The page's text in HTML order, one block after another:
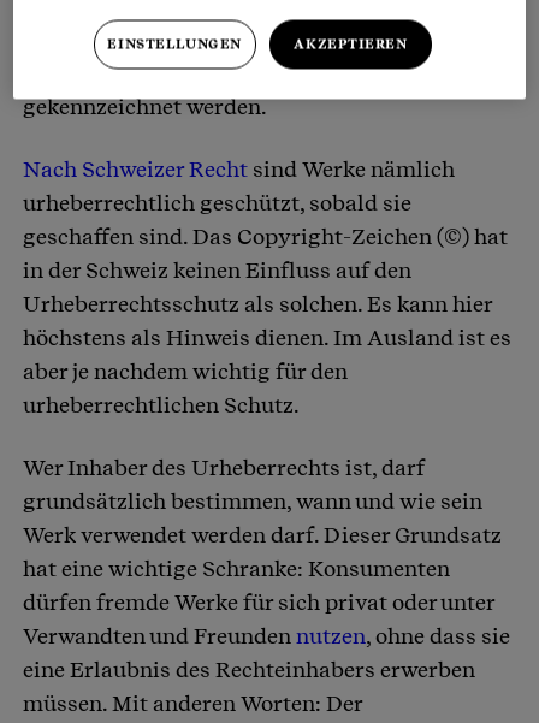
eintragen, damit er den Schutz geniesst. Auch
muss das Werk selber nicht besonders
gekennzeichnet werden.
Nach Schweizer Recht sind Werke nämlich
urheberrechtlich geschützt, sobald sie
geschaffen sind. Das Copyright-Zeichen (©) hat
in der Schweiz keinen Einfluss auf den
Urheberrechtsschutz als solchen. Es kann hier
höchstens als Hinweis dienen. Im Ausland ist es
aber je nachdem wichtig für den
urheberrechtlichen Schutz.
Wer Inhaber des Urheberrechts ist, darf
grundsätzlich bestimmen, wann und wie sein
Werk verwendet werden darf. Dieser Grundsatz
hat eine wichtige Schranke: Konsumenten
dürfen fremde Werke für sich privat oder unter
Verwandten und Freunden nutzen, ohne dass sie
eine Erlaubnis des Rechteinhabers erwerben
müssen. Mit anderen Worten: Der
EINSTELLUNGEN AKZEPTIEREN